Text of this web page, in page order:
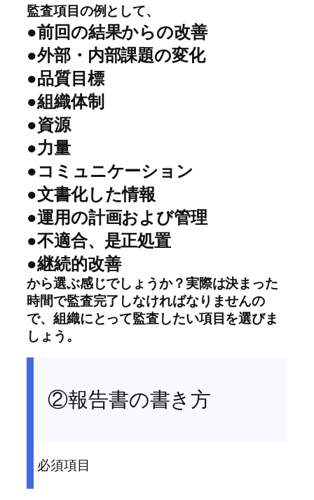
監査項目の例として、
●前回の結果からの改善
●外部・内部課題の変化
●品質目標
●組織体制
●資源
●力量
●コミュニケーション
●文書化した情報
●運用の計画および管理
●不適合、是正処置
●継続的改善
から選ぶ感じでしょうか？実際は決まった
時間で監査完了しなければなりませんの
で、組織にとって監査したい項目を選びま
しょう。
②報告書の書き方
必須項目